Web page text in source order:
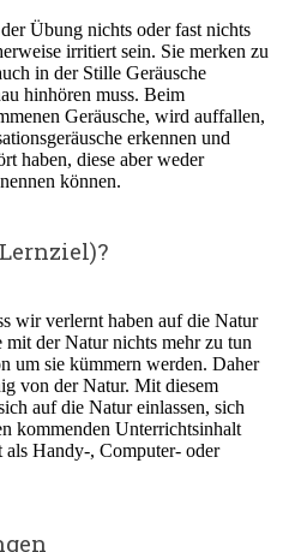
Übung nichts oder fast nichts
irritiert sein. Sie merken zu
in der Stille Geräusche
hinhören muss. Beim
Geräusche, wird auffallen,
erkennen und
haben, diese aber weder
können.
wir verlernt haben auf die Natur
mit der Natur nichts mehr zu tun
um sie kümmern werden. Daher
von der Natur. Mit diesem
auf die Natur einlassen, sich
kommenden Unterrichtsinhalt
als Handy-, Computer- oder